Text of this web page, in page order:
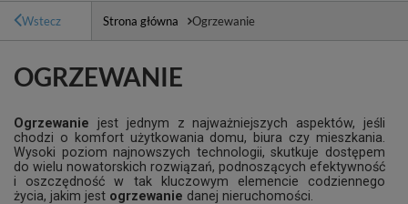
Wstecz Strona główna Ogrzewanie
OGRZEWANIE
Ogrzewanie jest jednym z najważniejszych aspektów, jeśli
chodzi o komfort użytkowania domu, biura czy mieszkania.
Wysoki poziom najnowszych technologii, skutkuje dostępem
do wielu nowatorskich rozwiązań, podnoszących efektywność
i oszczędność w tak kluczowym elemencie codziennego
życia, jakim jest ogrzewanie danej nieruchomości.